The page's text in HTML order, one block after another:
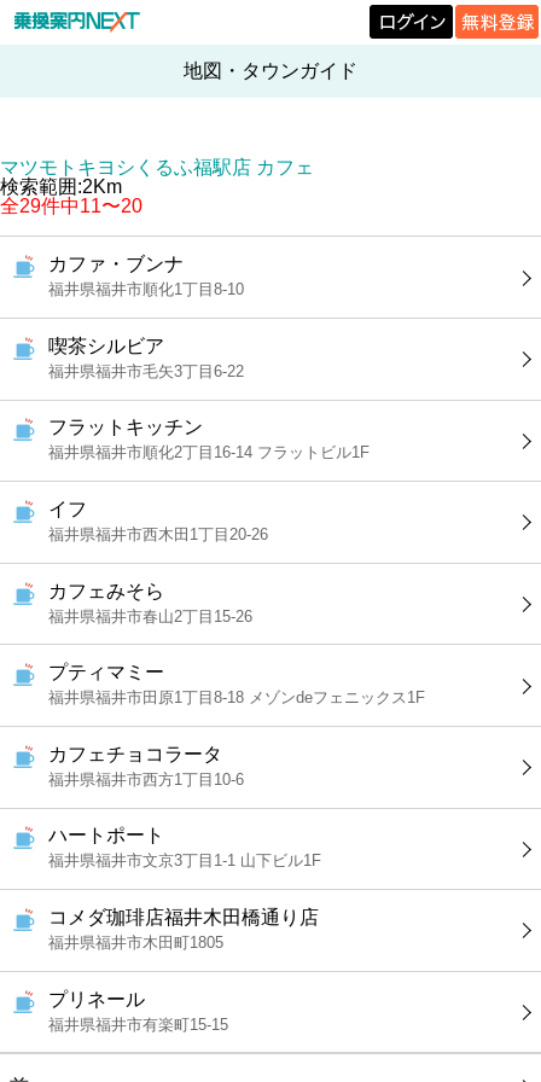
地図・タウンガイド
マツモトキヨシくるふ福駅店 カフェ
検索範囲:2Km
全29件中11〜20
カファ・ブンナ
福井県福井市順化1丁目8-10
喫茶シルビア
福井県福井市毛矢3丁目6-22
フラットキッチン
福井県福井市順化2丁目16-14 フラットビル1F
イフ
福井県福井市西木田1丁目20-26
カフェみそら
福井県福井市春山2丁目15-26
プティマミー
福井県福井市田原1丁目8-18 メゾンdeフェニックス1F
カフェチョコラータ
福井県福井市西方1丁目10-6
ハートポート
福井県福井市文京3丁目1-1 山下ビル1F
コメダ珈琲店福井木田橋通り店
福井県福井市木田町1805
プリネール
福井県福井市有楽町15-15